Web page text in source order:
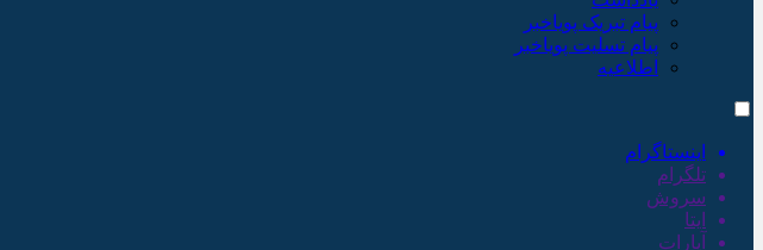
پیام تبریک پویاخبر
پیام تسلیت پویاخبر
اطلاعیه
اینستاگرام
تلگرام
سروش
ایتا
آپارات